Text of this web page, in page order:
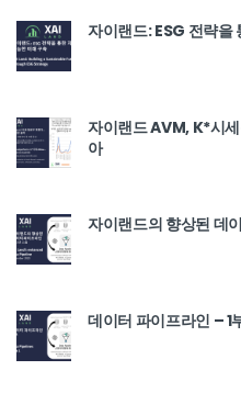
자이랜드: ESG 전략을
자이랜드 AVM, K*시
아
자이랜드의 향상된 데
데이터 파이프라인 – 1